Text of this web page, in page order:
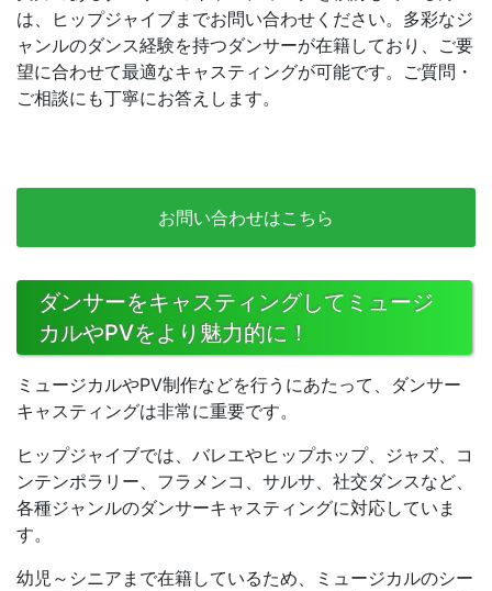
は、ヒップジャイブまでお問い合わせください。多彩なジ
ャンルのダンス経験を持つダンサーが在籍しており、ご要
望に合わせて最適なキャスティングが可能です。ご質問・
ご相談にも丁寧にお答えします。
お問い合わせはこちら
ダンサーをキャスティングしてミュージ
カルやPVをより魅力的に！
ミュージカルやPV制作などを行うにあたって、ダンサー
キャスティングは非常に重要です。
ヒップジャイブでは、バレエやヒップホップ、ジャズ、コ
ンテンポラリー、フラメンコ、サルサ、社交ダンスなど、
各種ジャンルのダンサーキャスティングに対応していま
す。
幼児～シニアまで在籍しているため、ミュージカルのシー